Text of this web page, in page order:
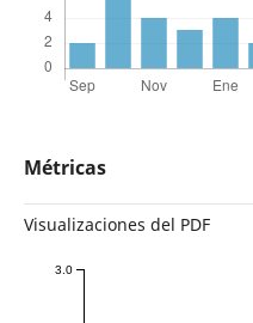
Métricas
Visualizaciones del PDF
3.0